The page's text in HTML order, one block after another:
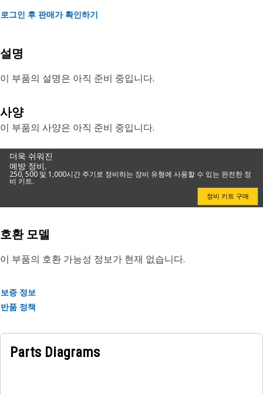
로그인 후 판매가 확인하기
설명
이 부품의 설명은 아직 준비 중입니다.
사양
이 부품의 사양은 아직 준비 중입니다.
더욱 쉬워진
예방 정비.
250, 500 및 1,000시간 주기로 정비하는 장비 유형에 사용할 수 있는 완전한 정
비 키트.
정비 키트 구매
호환 모델
이 부품의 호환 가능성 정보가 현재 없습니다.
보증 정보
반품 정책
Parts Diagrams